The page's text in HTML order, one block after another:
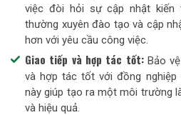
việc đòi hỏi sự cập nhật kiến
thường xuyên đào tạo và cập
hơn với yêu cầu công việc.
Giao tiếp và hợp tác tốt:Bảo vệ
và hợp tác tốt với đồng nghiệp
này giúp tạo ra một môi trường
và hiệu quả.